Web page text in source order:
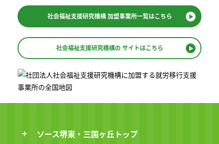
社会福祉支援研究機構加盟事業所一覧はこちら
社会福祉支援研究機構の サイトはこちら
ソース堺東・三国ヶ丘トップ